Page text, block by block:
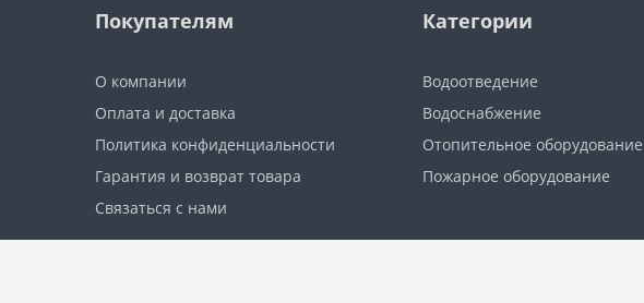
Покупателям
О компании
Оплата и доставка
Политика конфиденциальности
Гарантия и возврат товара
Связаться с нами
Категории
Водоотведение
Водоснабжение
Отопительное оборудование
Пожарное оборудование